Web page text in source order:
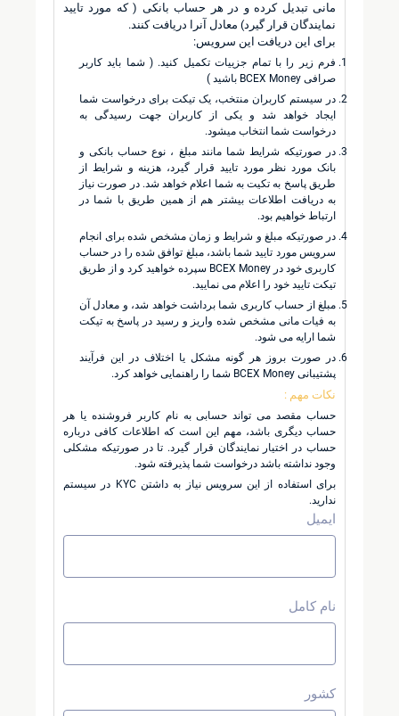
مانی تبدیل کرده و در هر حساب بانکی ( که مورد تایید
نمایندگان قرار گیرد) معادل آنرا دریافت کنند.
برای این دریافت این سرویس:
فرم زیر را با تمام جزییات تکمیل کنید. ( شما باید کاربر
صرافی BCEX Money باشید )
در سیستم کاربران منتخب، یک تیکت برای درخواست شما
ایجاد خواهد شد و یکی از کاربران جهت رسیدگی به
درخواست شما انتخاب میشود.
در صورتیکه شرایط شما مانند مبلغ ، نوع حساب بانکی و
بانک مورد نظر مورد تایید قرار گیرد، هزینه و شرایط از
طریق پاسخ به تکیت به شما اعلام خواهد شد. در صورت نیاز
به دریافت اطلاعات بیشتر هم از همین طریق با شما در
ارتباط خواهیم بود.
در صورتیکه مبلغ و شرایط و زمان مشخص شده برای انجام
سرویس مورد تایید شما باشد، مبلغ توافق شده را در حساب
کاربری خود در BCEX Money سپرده خواهید کرد و از طریق
تیکت تایید خود را اعلام می نمایید.
مبلغ از حساب کاربری شما برداشت خواهد شد، و معادل آن
به فیات مانی مشخص شده واریز و رسید در پاسخ به تیکت
شما ارایه می شود.
در صورت بروز هر گونه مشکل یا اختلاف در این فرآیند
پشتیبانی BCEX Money شما را راهنمایی خواهد کرد.
نکات مهم :
حساب مقصد می تواند حسابی به نام کاربر فروشنده یا هر
حساب دیگری باشد، مهم این است که اطلاعات کافی درباره
حساب در اختیار نمایندگان قرار گیرد. تا در صورتیکه مشکلی
وجود نداشته باشد درخواست شما پذیرفته شود.
برای استفاده از این سرویس نیاز به داشتن KYC در سیستم
ندارید.
ایمیل
نام کامل
کشور